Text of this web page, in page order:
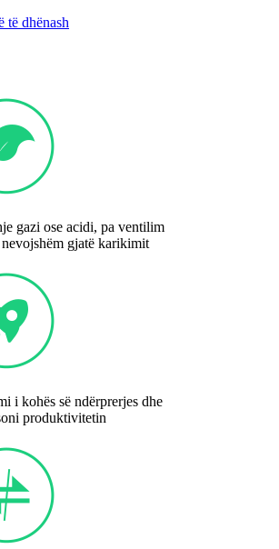
të dhënash
gazi ose acidi, pa ventilim
gjatë karikimit
i kohës së ndërprerjes dhe
produktivitetin